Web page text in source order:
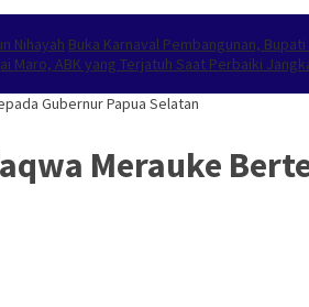
Nihayah Buka Karnaval Pembangunan,
Maro, ABK yang Terjatuh Saat Perbaiki
Gubernur Papua Selatan
Merauke